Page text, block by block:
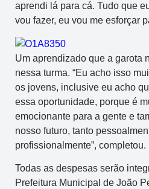
aprendi lá para cá. Tudo que
vou fazer, eu vou me esforçar
Um aprendizado que a garota
nessa turma. “Eu acho isso
os jovens, inclusive eu acho
essa oportunidade, porque é
emocionante para a gente e
nosso futuro, tanto
profissionalmente”, completou.
Todas as despesas serão
Prefeitura Municipal de João